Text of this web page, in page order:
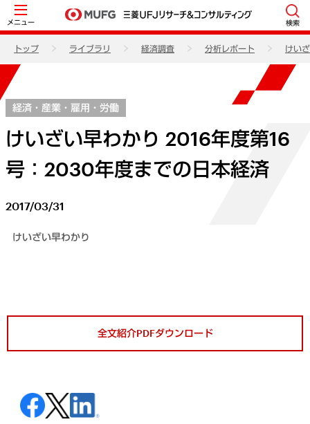
メニュー 検索
トップ ライブラリ 経済調査 分析レポート けい
経済・産業・雇用・労働
けいざい早わかり 2016年度第16
号：2030年度までの日本経済
2017/03/31
けいざい早わかり
全文紹介PDFダウンロード